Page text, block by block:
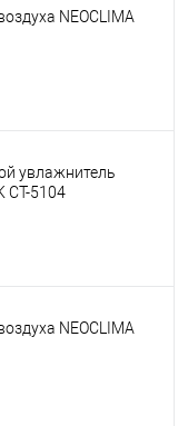
NEOCLIMA
увлажнитель
СТ-5104
NEOCLIMA